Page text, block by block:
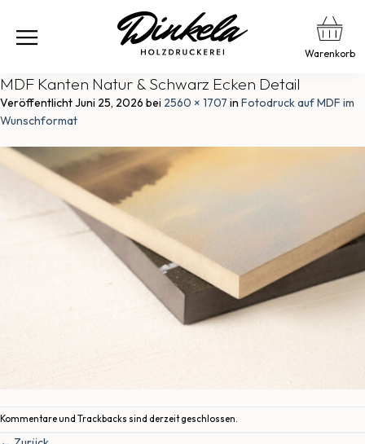
Warenkorb
MDF Kanten Natur & Schwarz Ecken Detail
VeröffentlichtJuni 25, 2026 bei 2560 × 1707 in Fotodruck auf MDF im
Wunschformat
Kommentare und Trackbacks sind derzeit geschlossen.